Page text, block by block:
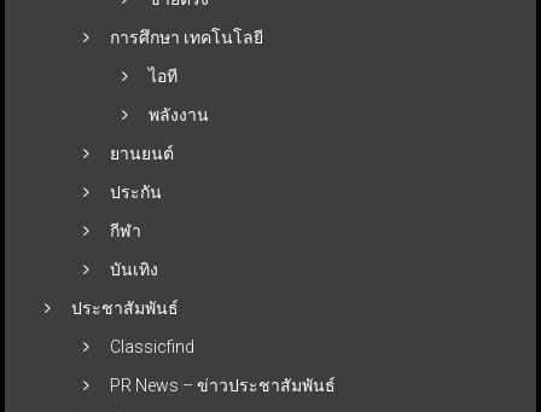
การศึกษา เทคโนโลยี
ไอที
พลังงาน
ยานยนต์
ประกัน
กีฬา
บันเทิง
ประชาสัมพันธ์
Classicfind
PR News – ข่าวประชาสัมพันธ์